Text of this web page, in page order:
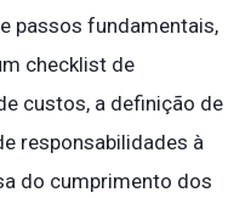
passos fundamentais,
checklist de
custos, a definição de
responsabilidades à
do cumprimento dos